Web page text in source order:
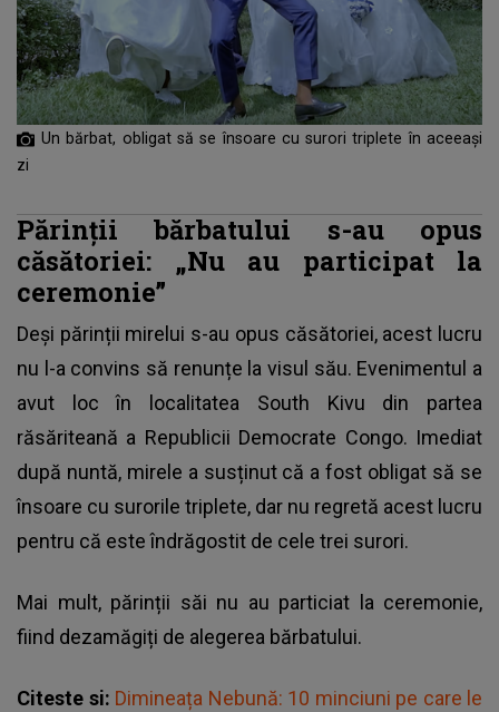
Un bărbat, obligat să se însoare cu surori triplete în aceeași
zi
Părinții bărbatului s-au opus
căsătoriei: „Nu au participat la
ceremonie”
Deși părinții mirelui s-au opus căsătoriei, acest lucru
nu l-a convins să renunțe la visul său. Evenimentul a
avut loc în localitatea South Kivu din partea
răsăriteană a Republicii Democrate Congo. Imediat
după nuntă, mirele a susținut că a fost obligat să se
însoare cu surorile triplete, dar nu regretă acest lucru
pentru că este îndrăgostit de cele trei surori.
Mai mult, părinții săi nu au particiat la ceremonie,
fiind dezamăgiți de alegerea bărbatului.
Citeste si: Dimineața Nebună: 10 minciuni pe care le